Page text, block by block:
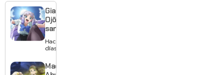
Giant
Ojō-
sama
revela
visual y
estreno
para
Hace 3
días
Made in